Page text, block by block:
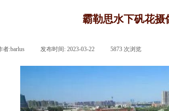
霸勒思水下矾花
者:barlus 发布时间: 2023-03-22 5873 次浏览